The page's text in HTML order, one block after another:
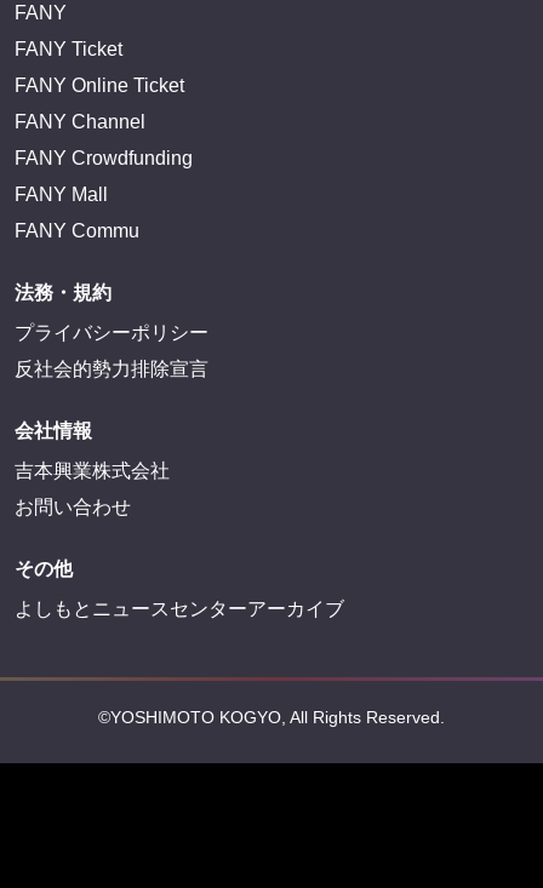
FANY
FANY Ticket
FANY Online Ticket
FANY Channel
FANY Crowdfunding
FANY Mall
FANY Commu
法務・規約
プライバシーポリシー
反社会的勢力排除宣言
会社情報
吉本興業株式会社
お問い合わせ
その他
よしもとニュースセンターアーカイブ
©YOSHIMOTO KOGYO, All Rights Reserved.